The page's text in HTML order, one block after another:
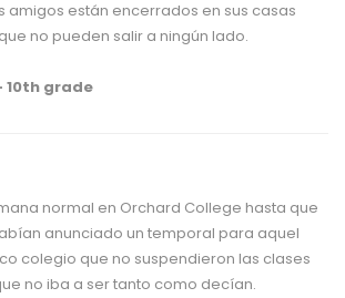
amigos están encerrados en sus casas
no pueden salir a ningún lado.
10th grade
normal en Orchard College hasta que
anunciado un temporal para aquel
colegio que no suspendieron las clases
no iba a ser tanto como decían.